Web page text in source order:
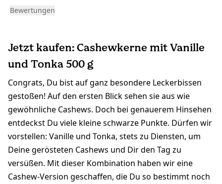
Bewertungen
Jetzt kaufen: Cashewkerne mit Vanille
und Tonka 500 g
Congrats, Du bist auf ganz besondere Leckerbissen
gestoßen! Auf den ersten Blick sehen sie aus wie
gewöhnliche Cashews. Doch bei genauerem Hinsehen
entdeckst Du viele kleine schwarze Punkte. Dürfen wir
vorstellen: Vanille und Tonka, stets zu Diensten, um
Deine gerösteten Cashews und Dir den Tag zu
versüßen. Mit dieser Kombination haben wir eine
Cashew-Version geschaffen, die Du so bestimmt noch